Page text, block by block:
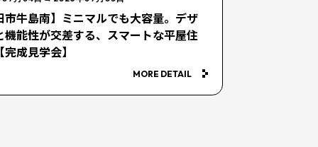
市牛島南】ミニマルでも大容量。デザ
機能性が交差する、スマートな平屋住
成見学会】
MORE DETAIL